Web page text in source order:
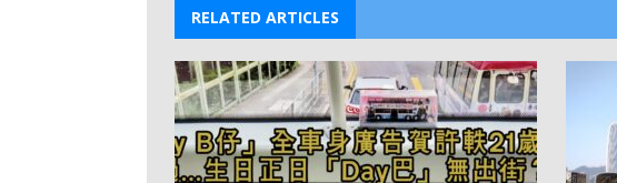
RELATED ARTICLES